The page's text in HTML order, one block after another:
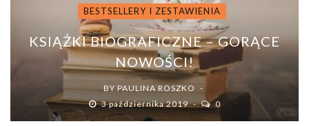
BESTSELLERY I ZESTAWIENIA
KSIĄŻKI BIOGRAFICZNE – GORĄCE
NOWOŚCI!
BYPAULINA ROSZKO
3 października 2019
0